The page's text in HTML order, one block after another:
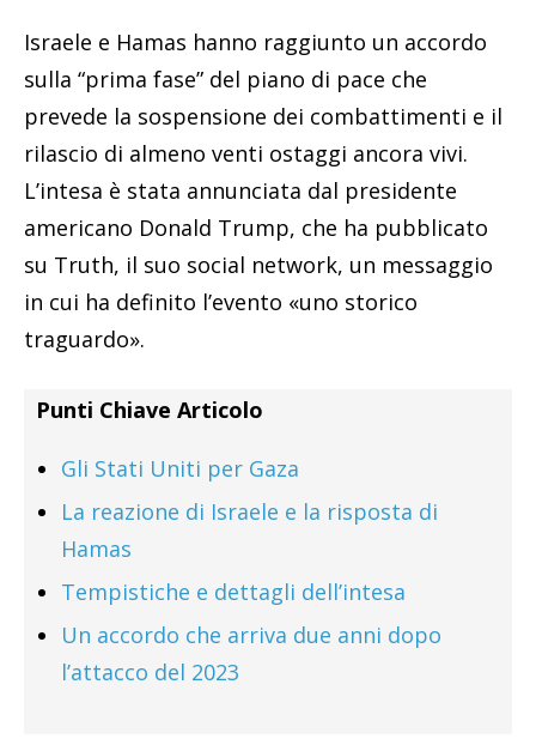
Israele e Hamas hanno raggiunto un accordo
sulla “prima fase” del piano di pace che
prevede la sospensione dei combattimenti e il
rilascio di almeno venti ostaggi ancora vivi.
L’intesa è stata annunciata dal presidente
americano Donald Trump, che ha pubblicato
su Truth, il suo social network, un messaggio
in cui ha definito l’evento «uno storico
traguardo».
Punti Chiave Articolo
Gli Stati Uniti per Gaza
La reazione di Israele e la risposta di
Hamas
Tempistiche e dettagli dell’intesa
Un accordo che arriva due anni dopo
l’attacco del 2023